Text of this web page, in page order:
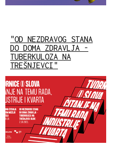
"OD NEZDRAVOG STANA
DO DOMA ZDRAVLJA -
TUBERKULOZA NA
TREŠNJEVCI"